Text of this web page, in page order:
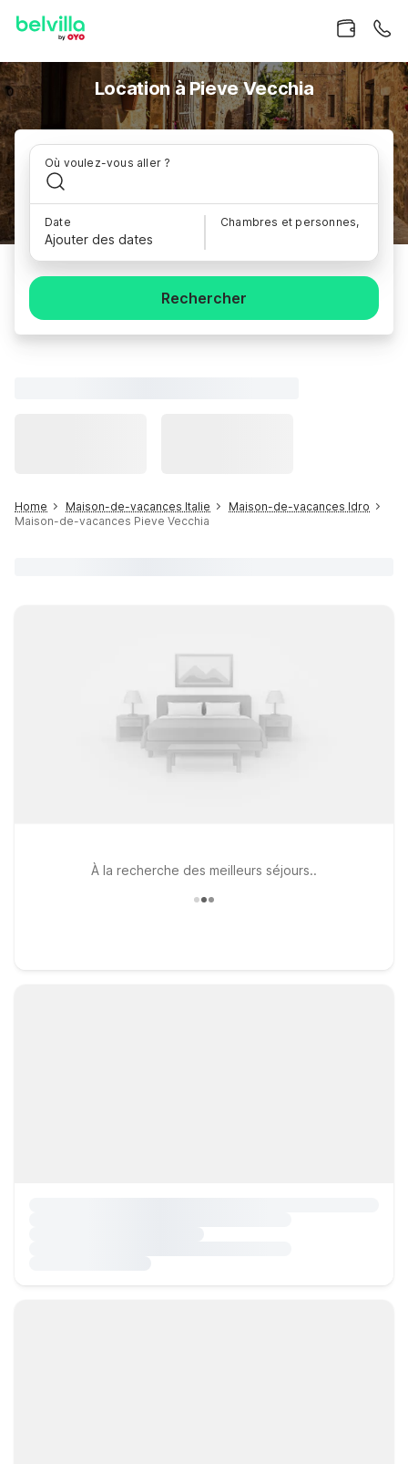
Location à Pieve Vecchia
Où voulez-vous aller ?
Date
Ajouter des dates
Chambres et personnes,
Rechercher
Home Maison-de-vacances Italie
Maison-de-vacances Idro
Maison-de-vacances Pieve Vecchia
À la recherche des meilleurs séjours..